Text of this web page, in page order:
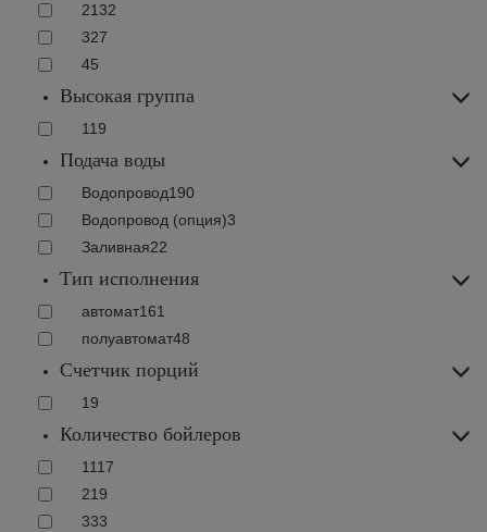
2132
327
45
Высокая группа
119
Подача воды
Водопровод190
Водопровод (опция)3
Заливная22
Тип исполнения
автомат161
полуавтомат48
Счетчик порций
19
Количество бойлеров
1117
219
333